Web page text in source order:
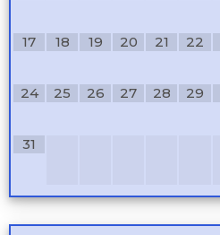
17 18 19 20 21 22
24 25 26 27 28 29
31